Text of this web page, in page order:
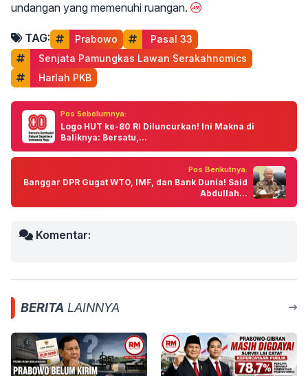
undangan yang memenuhi ruangan.
TAG: Prabowo
Pasal 33
Senjata Pamungkas Lawan Serakahnomics
Harlah PKB
Pos Sebelumnya:
Logo HUT ke-80 RI Diluncurkan! Ini Makna di
Baliknya: Bersatu,...
Pos Berikutnya:
Banggar DPR Gugat WTO, IMF, dan Bank Dunia! Said
Abdullah...
Komentar:
BERITA LAINNYA